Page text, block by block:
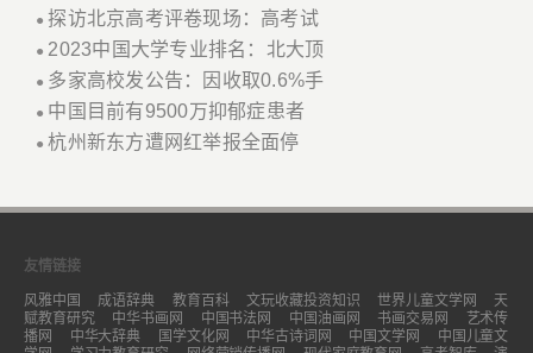
● 探访北京高考评卷现场：高考试
● 2023中国大学专业排名：北大顶
● 多家高校发公告：因收取0.6%手
● 中国目前有9500万抑郁症患者
●杭州新东方遭网红举报全面停
友情链接
风雅中国 成语辞典 教育百科 文玩收藏投资知识 世界儿童文学网
天
赋教育研究
中华书画网 中国书法网 中国油画网 书画交易网
艺术传
播网
中华大辞典 国学文化网 中华古诗词网 中国文学网
中国儿童文